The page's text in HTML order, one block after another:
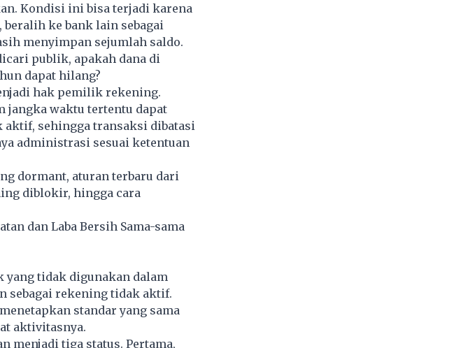
Kondisi ini bisa terjadi karena
ke bank lain sebagai
menyimpan sejumlah saldo.
publik, apakah dana di
dapat hilang?
hak pemilik rekening.
jangka waktu tertentu dapat
aktif, sehingga transaksi dibatasi
administrasi sesuai ketentuan
dormant, aturan terbaru dari
diblokir, hingga cara
dan Laba Bersih Sama-sama
yang tidak digunakan dalam
sebagai rekening tidak aktif.
standar yang sama
aktivitasnya.
menjadi tiga status. Pertama,